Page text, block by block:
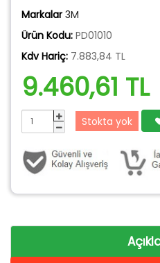
Markalar 3M
Ürün Kodu: PD01010
Kdv Hariç: 7.883,84 TL
9.460,61 TL
Stokta yok